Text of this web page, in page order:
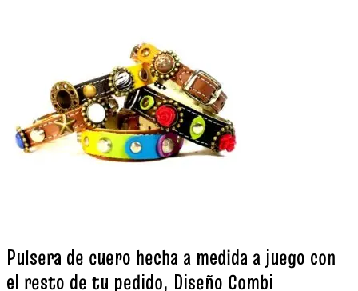
Pulsera de cuero hecha a medida a juego con
el resto de tu pedido, Diseño Combi